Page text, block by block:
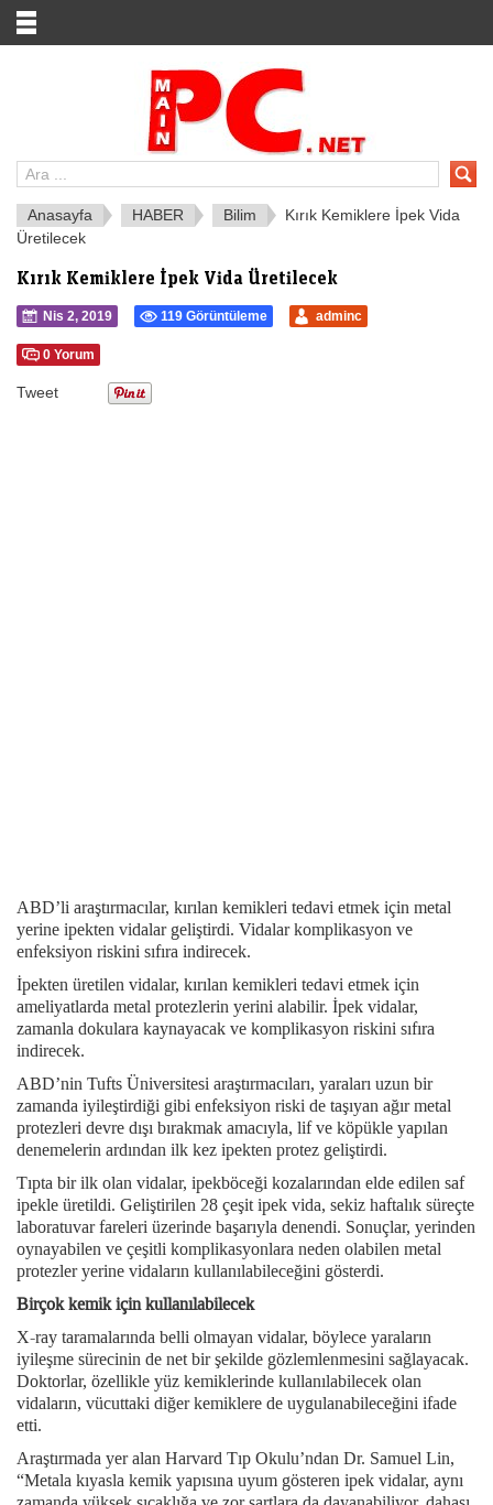
Anasayfa HABER Bilim
Kırık Kemiklere İpek Vida
Üretilecek
Kırık Kemiklere İpek Vida Üretilecek
Nis 2, 2019 119 Görüntüleme adminc
0 Yorum
Tweet
ABD’li araştırmacılar, kırılan kemikleri tedavi etmek için metal
yerine ipekten vidalar geliştirdi. Vidalar komplikasyon ve
enfeksiyon riskini sıfıra indirecek.
İpekten üretilen vidalar, kırılan kemikleri tedavi etmek için
ameliyatlarda metal protezlerin yerini alabilir. İpek vidalar,
zamanla dokulara kaynayacak ve komplikasyon riskini sıfıra
indirecek.
ABD’nin Tufts Üniversitesi araştırmacıları, yaraları uzun bir
zamanda iyileştirdiği gibi enfeksiyon riski de taşıyan ağır metal
protezleri devre dışı bırakmak amacıyla, lif ve köpükle yapılan
denemelerin ardından ilk kez ipekten protez geliştirdi.
Tıpta bir ilk olan vidalar, ipekböceği kozalarından elde edilen saf
ipekle üretildi. Geliştirilen 28 çeşit ipek vida, sekiz haftalık süreçte
laboratuvar fareleri üzerinde başarıyla denendi. Sonuçlar, yerinden
oynayabilen ve çeşitli komplikasyonlara neden olabilen metal
protezler yerine vidaların kullanılabileceğini gösterdi.
Birçok kemik için kullanılabilecek
X-ray taramalarında belli olmayan vidalar, böylece yaraların
iyileşme sürecinin de net bir şekilde gözlemlenmesini sağlayacak.
Doktorlar, özellikle yüz kemiklerinde kullanılabilecek olan
vidaların, vücuttaki diğer kemiklere de uygulanabileceğini ifade
etti.
Araştırmada yer alan Harvard Tıp Okulu’ndan Dr. Samuel Lin,
“Metala kıyasla kemik yapısına uyum gösteren ipek vidalar, aynı